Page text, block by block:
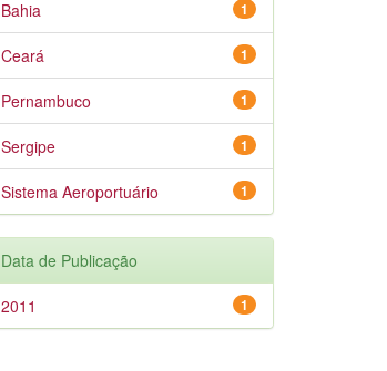
1
Bahia
1
Ceará
1
Pernambuco
1
Sergipe
1
Sistema Aeroportuário
Data de Publicação
1
2011